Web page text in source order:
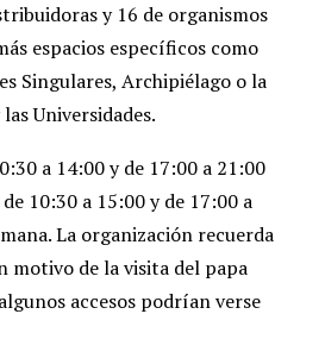
y 16 de organismos
espacios específicos como
Singulares, Archipiélago o la
Universidades.
a 14:00 y de 17:00 a 21:00
10:30 a 15:00 y de 17:00 a
La organización recuerda
motivo de la visita del papa
accesos podrían verse